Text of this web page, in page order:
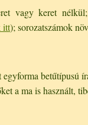
vagy keret
itt); sorozatszámok
betűtípusú
a ma is használt,